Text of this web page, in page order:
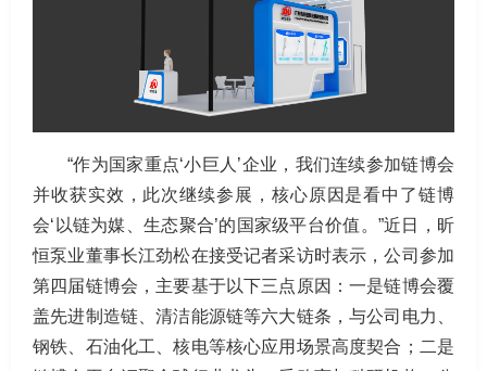
“作为国家重点‘小巨人’企业，我们连续参加链博会
并收获实效，此次继续参展，核心原因是看中了链博
会‘以链为媒、生态聚合’的国家级平台价值。”近日，昕
恒泵业董事长江劲松在接受记者采访时表示，公司参加
第四届链博会，主要基于以下三点原因：一是链博会覆
盖先进制造链、清洁能源链等六大链条，与公司电力、
钢铁、石油化工、核电等核心应用场景高度契合；二是